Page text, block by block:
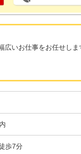
広いお仕事をお任せし
歩7分